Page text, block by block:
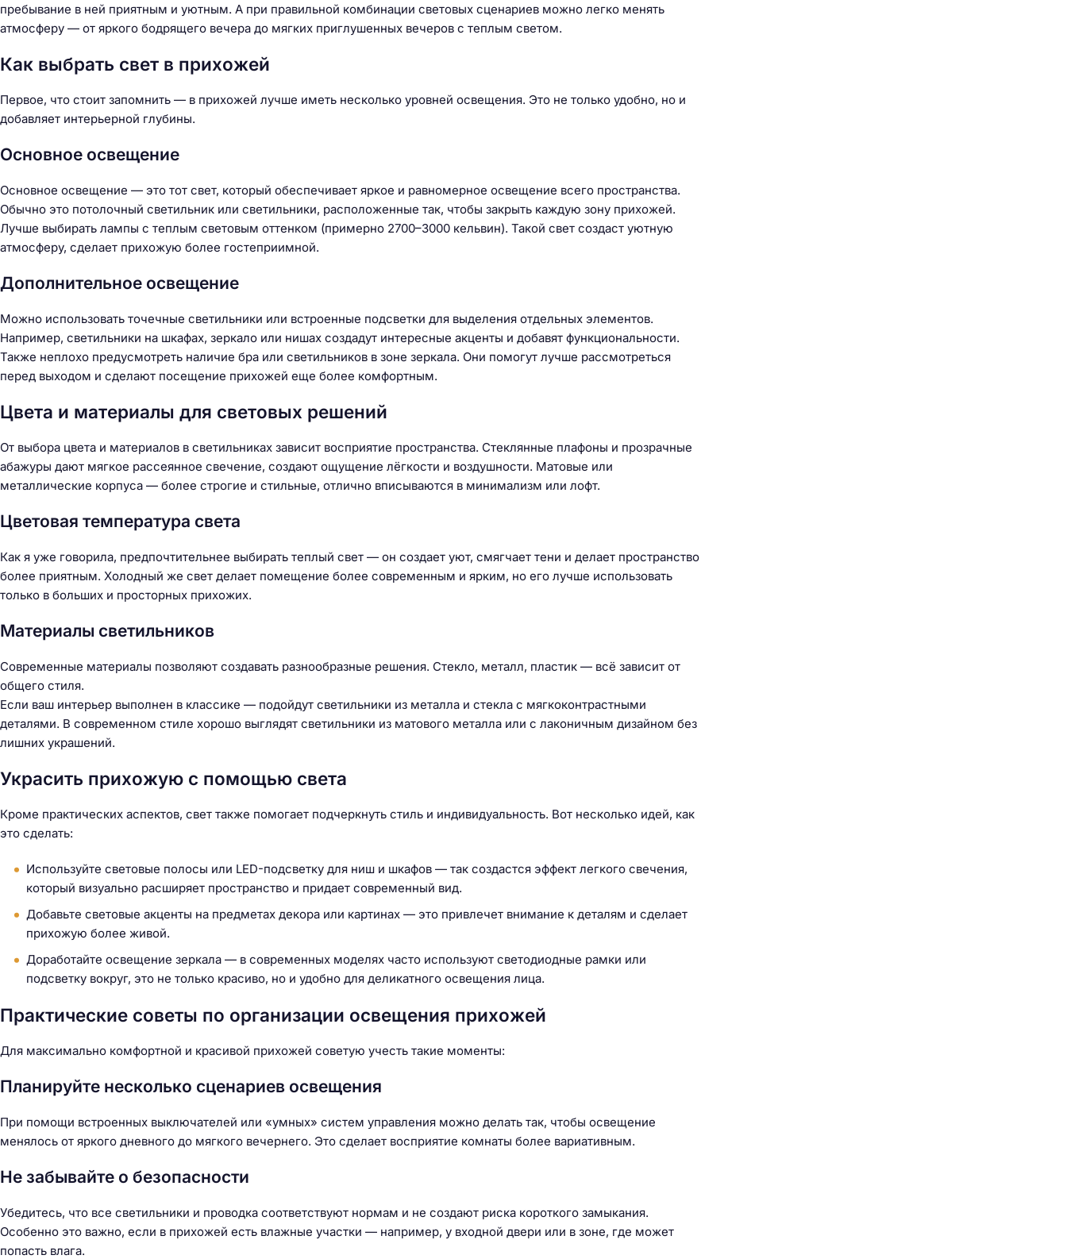
пребывание в ней приятным и уютным. А при правильной комбинации световых сценариев можно легко менять
атмосферу — от яркого бодрящего вечера до мягких приглушенных вечеров с теплым светом.
Как выбрать свет в прихожей
Первое, что стоит запомнить — в прихожей лучше иметь несколько уровней освещения. Это не только удобно, но и
добавляет интерьерной глубины.
Основное освещение
Основное освещение — это тот свет, который обеспечивает яркое и равномерное освещение всего пространства.
Обычно это потолочный светильник или светильники, расположенные так, чтобы закрыть каждую зону прихожей.
Лучше выбирать лампы с теплым световым оттенком (примерно 2700–3000 кельвин). Такой свет создаст уютную
атмосферу, сделает прихожую более гостеприимной.
Дополнительное освещение
Можно использовать точечные светильники или встроенные подсветки для выделения отдельных элементов.
Например, светильники на шкафах, зеркало или нишах создадут интересные акценты и добавят функциональности.
Также неплохо предусмотреть наличие бра или светильников в зоне зеркала. Они помогут лучше рассмотреться
перед выходом и сделают посещение прихожей еще более комфортным.
Цвета и материалы для световых решений
От выбора цвета и материалов в светильниках зависит восприятие пространства. Стеклянные плафоны и прозрачные
абажуры дают мягкое рассеянное свечение, создают ощущение лёгкости и воздушности. Матовые или
металлические корпуса — более строгие и стильные, отлично вписываются в минимализм или лофт.
Цветовая температура света
Как я уже говорила, предпочтительнее выбирать теплый свет — он создает уют, смягчает тени и делает пространство
более приятным. Холодный же свет делает помещение более современным и ярким, но его лучше использовать
только в больших и просторных прихожих.
Материалы светильников
Современные материалы позволяют создавать разнообразные решения. Стекло, металл, пластик — всё зависит от
общего стиля.
Если ваш интерьер выполнен в классике — подойдут светильники из металла и стекла с мягкоконтрастными
деталями. В современном стиле хорошо выглядят светильники из матового металла или с лаконичным дизайном без
лишних украшений.
Украсить прихожую с помощью света
Кроме практических аспектов, свет также помогает подчеркнуть стиль и индивидуальность. Вот несколько идей, как
это сделать:
Используйте световые полосы или LED-подсветку для ниш и шкафов — так создастся эффект легкого свечения,
который визуально расширяет пространство и придает современный вид.
Добавьте световые акценты на предметах декора или картинах — это привлечет внимание к деталям и сделает
прихожую более живой.
Доработайте освещение зеркала — в современных моделях часто используют светодиодные рамки или
подсветку вокруг, это не только красиво, но и удобно для деликатного освещения лица.
Практические советы по организации освещения прихожей
Для максимально комфортной и красивой прихожей советую учесть такие моменты:
Планируйте несколько сценариев освещения
При помощи встроенных выключателей или «умных» систем управления можно делать так, чтобы освещение
менялось от яркого дневного до мягкого вечернего. Это сделает восприятие комнаты более вариативным.
Не забывайте о безопасности
Убедитесь, что все светильники и проводка соответствуют нормам и не создают риска короткого замыкания.
Особенно это важно, если в прихожей есть влажные участки — например, у входной двери или в зоне, где может
попасть влага.
й
т
и
: